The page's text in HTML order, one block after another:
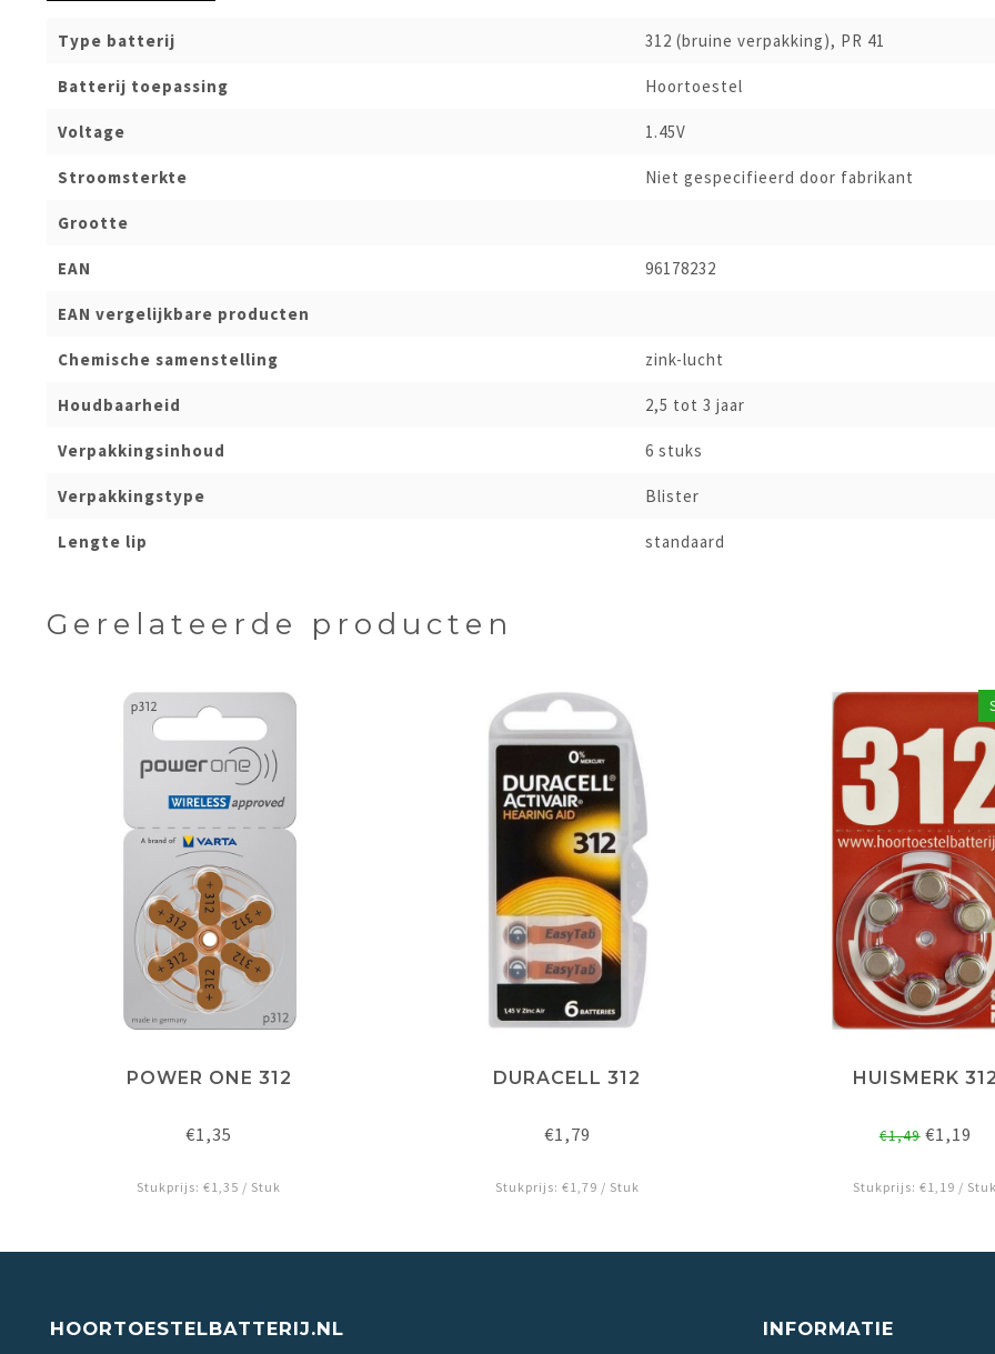
Type batterij 312 (bruine verpakking), PR 41
Batterij toepassing Hoortoestel
Voltage 1.45V
Stroomsterkte Niet gespecifieerd door fabrikant
Grootte
EAN 96178232
EAN vergelijkbare producten
Chemische samenstelling zink-lucht
Houdbaarheid 2,5 tot 3 jaar
Verpakkingsinhoud 6 stuks
Verpakkingstype Blister
Lengte lip standaard
Gerelateerde producten
POWER ONE 312
€1,35
Stukprijs: €1,35 / Stuk
DURACELL 312
€1,79
Stukprijs: €1,79 / Stuk
HUISMERK
€1,49€1,19
Stukprijs: €1,19 /
HOORTOESTELBATTERIJ.NL INFORMATIE